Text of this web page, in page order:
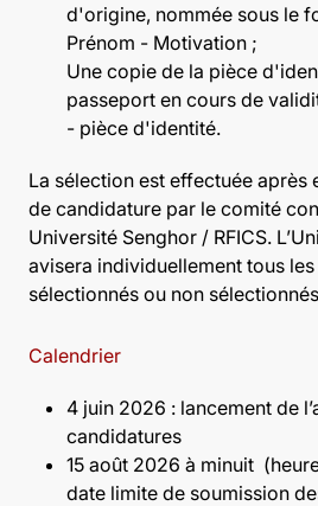
d'origine, nommée sous le
Prénom - Motivation ;
Une copie de la pièce
passeport en cours de
- pièce d'identité.
La sélection est effectuée après
de candidature par le comité
Université Senghor / RFICS.
avisera individuellement tous
sélectionnés ou non
Calendrier
4 juin 2026 : lancement de
candidatures
15 août 2026 à minuit
date limite de soumission